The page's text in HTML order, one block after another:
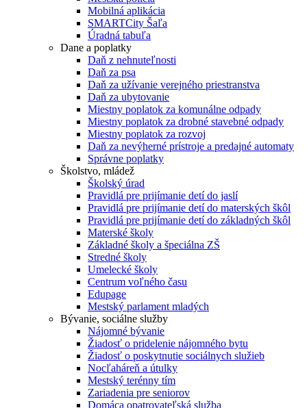
Mobilná aplikácia
SMARTCity Šaľa
Úradná tabuľa
Dane a poplatky
Daň z nehnuteľnosti
Daň za psa
Daň za užívanie verejného priestranstva
Daň za ubytovanie
Miestny poplatok za komunálne odpady
Miestny poplatok za drobné stavebné odpady
Miestny poplatok za rozvoj
Daň za nevýherné prístroje a predajné automaty
Správne poplatky
Školstvo, mládež
Školský úrad
Pravidlá pre prijímanie detí do jaslí
Pravidlá pre prijímanie detí do materských škôl
Pravidlá pre prijímanie detí do základných škôl
Materské školy
Základné školy a špeciálna ZŠ
Stredné školy
Umelecké školy
Centrum voľného času
Edupage
Mestský parlament mladých
Bývanie, sociálne služby
Nájomné bývanie
Žiadosť o pridelenie nájomného bytu
Žiadosť o poskytnutie sociálnych služieb
Nocľaháreň a útulky
Mestský terénny tím
Zariadenia pre seniorov
Domáca opatrovateľská služba